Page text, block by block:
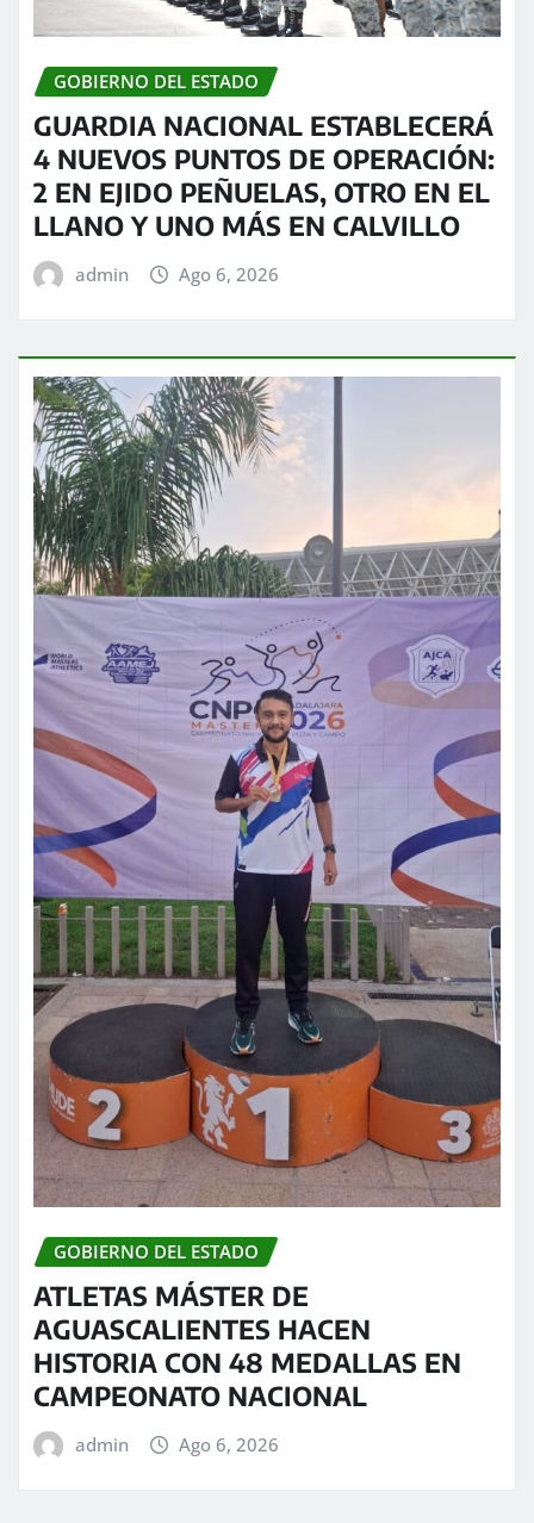
GOBIERNO DEL ESTADO
GUARDIA NACIONAL ESTABLECERÁ
4 NUEVOS PUNTOS DE OPERACIÓN:
2 EN EJIDO PEÑUELAS, OTRO EN EL
LLANO Y UNO MÁS EN CALVILLO
admin Ago 6, 2026
GOBIERNO DEL ESTADO
ATLETAS MÁSTER DE
AGUASCALIENTES HACEN
HISTORIA CON 48 MEDALLAS EN
CAMPEONATO NACIONAL
admin Ago 6, 2026